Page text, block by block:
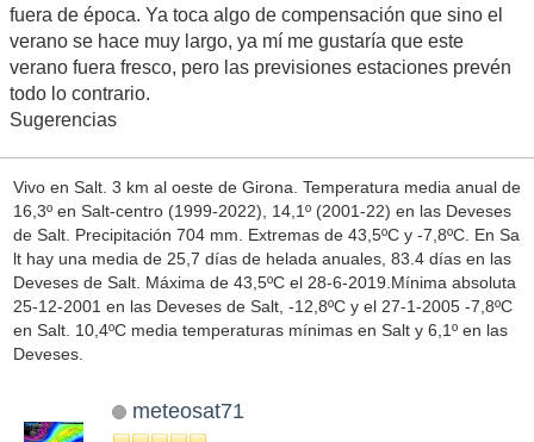
fuera de época. Ya toca algo de compensación que sino el
verano se hace muy largo, ya mí me gustaría que este
verano fuera fresco, pero las previsiones estaciones prevén
todo lo contrario.
Sugerencias
Vivo en Salt. 3 km al oeste de Girona. Temperatura media anual de
16,3º en Salt-centro (1999-2022), 14,1º (2001-22) en las Deveses
de Salt. Precipitación 704 mm. Extremas de 43,5ºC y -7,8ºC. En Sa
lt hay una media de 25,7 días de helada anuales, 83.4 días en las
Deveses de Salt. Máxima de 43,5ºC el 28-6-2019.Mínima absoluta
25-12-2001 en las Deveses de Salt, -12,8ºC y el 27-1-2005 -7,8ºC
en Salt. 10,4ºC media temperaturas mínimas en Salt y 6,1º en las
Deveses.
meteosat71